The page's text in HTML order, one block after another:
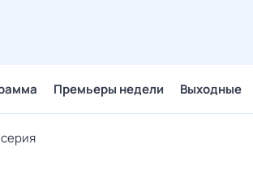
Премьеры недели Выходные